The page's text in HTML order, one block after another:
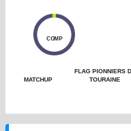
COMP
MATCHUP
FLAG PIONNIERS
TOURAINE